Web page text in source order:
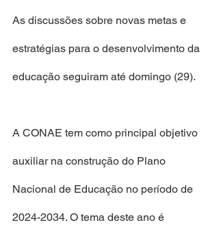
As discussões sobre novas metas e
estratégias para o desenvolvimento da
educação seguiram até domingo (29).
A CONAE tem como principal objetivo
auxiliar na construção do Plano
Nacional de Educação no período de
2024-2034. O tema deste ano é